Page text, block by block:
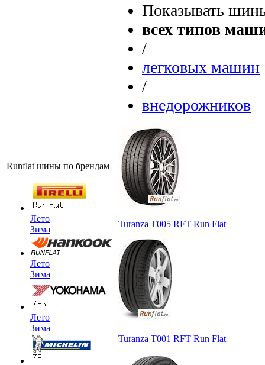
Runflat шины по брендам
Лето
Зима
Лето
Зима
Лето
Зима
Показывать
всех типов
/
легковых машин
/
внедорожников
Turanza T005 RFT Run Flat
Turanza T001 RFT Run Flat